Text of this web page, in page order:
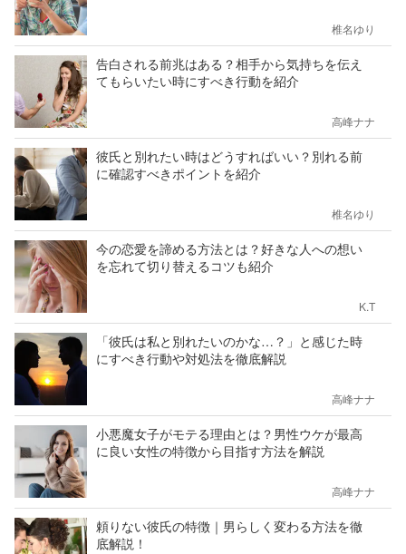
椎名ゆり
告白される前兆はある？相手から気持ちを伝え
てもらいたい時にすべき行動を紹介
高峰ナナ
彼氏と別れたい時はどうすればいい？別れる前
に確認すべきポイントを紹介
椎名ゆり
今の恋愛を諦める方法とは？好きな人への想い
を忘れて切り替えるコツも紹介
K.T
「彼氏は私と別れたいのかな…？」と感じた時
にすべき行動や対処法を徹底解説
高峰ナナ
小悪魔女子がモテる理由とは？男性ウケが最高
に良い女性の特徴から目指す方法を解説
高峰ナナ
頼りない彼氏の特徴｜男らしく変わる方法を徹
底解説！